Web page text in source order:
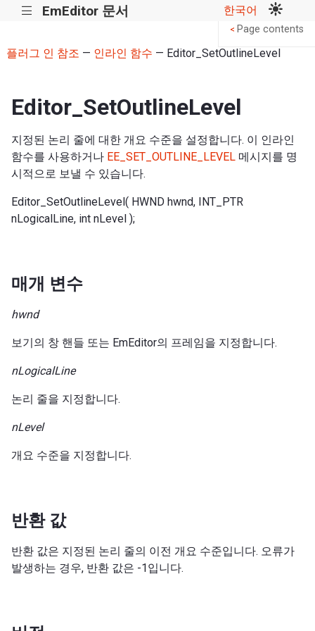
||| EmEditor 문서 한국어
플러그 인 참조 — 인라인 함수 — Editor_SetOutlineLevel
Editor_SetOutlineLevel
지정된 논리 줄에 대한 개요 수준을 설정합니다. 이 인라인
함수를 사용하거나 EE_SET_OUTLINE_LEVEL 메시지를 명
시적으로 보낼 수 있습니다.
Editor_SetOutlineLevel( HWND hwnd, INT_PTR
nLogicalLine, int nLevel );
매개 변수
hwnd
보기의 창 핸들 또는 EmEditor의 프레임을 지정합니다.
nLogicalLine
논리 줄을 지정합니다.
nLevel
개요 수준을 지정합니다.
반환 값
반환 값은 지정된 논리 줄의 이전 개요 수준입니다. 오류가
발생하는 경우, 반환 값은 -1입니다.
< Page contents